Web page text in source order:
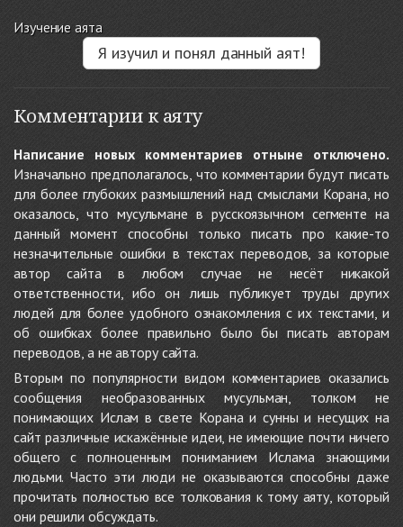
Изучение аята
Я изучил и понял данный аят!
Комментарии к аяту
Написание новых комментариев отныне отключено.
Изначально предполагалось, что комментарии будут писать
для более глубоких размышлений над смыслами Корана, но
оказалось, что мусульмане в русскоязычном сегменте на
данный момент способны только писать про какие-то
незначительные ошибки в текстах переводов, за которые
автор сайта в любом случае не несёт никакой
ответственности, ибо он лишь публикует труды других
людей для более удобного ознакомления с их текстами, и
об ошибках более правильно было бы писать авторам
переводов, а не автору сайта.
Вторым по популярности видом комментариев оказались
сообщения необразованных мусульман, толком не
понимающих Ислам в свете Корана и сунны и несущих на
сайт различные искажённые идеи, не имеющие почти ничего
общего с полноценным пониманием Ислама знающими
людьми. Часто эти люди не оказываются способны даже
прочитать полностью все толкования к тому аяту, который
они решили обсуждать.